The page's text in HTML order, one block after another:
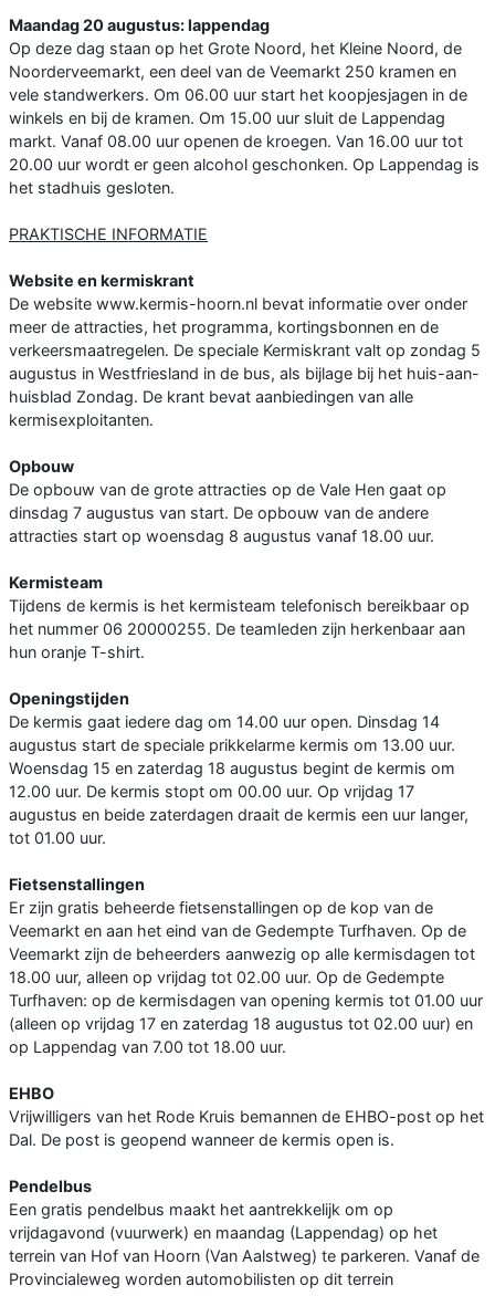
Maandag 20 augustus: lappendag
Op deze dag staan op het Grote Noord, het Kleine Noord, de
Noorderveemarkt, een deel van de Veemarkt 250 kramen en
vele standwerkers. Om 06.00 uur start het koopjesjagen in de
winkels en bij de kramen. Om 15.00 uur sluit de Lappendag
markt. Vanaf 08.00 uur openen de kroegen. Van 16.00 uur tot
20.00 uur wordt er geen alcohol geschonken. Op Lappendag is
het stadhuis gesloten.
PRAKTISCHE INFORMATIE
Website en kermiskrant
De website www.kermis-hoorn.nl bevat informatie over onder
meer de attracties, het programma, kortingsbonnen en de
verkeersmaatregelen. De speciale Kermiskrant valt op zondag 5
augustus in Westfriesland in de bus, als bijlage bij het huis-aan-
huisblad Zondag. De krant bevat aanbiedingen van alle
kermisexploitanten.
Opbouw
De opbouw van de grote attracties op de Vale Hen gaat op
dinsdag 7 augustus van start. De opbouw van de andere
attracties start op woensdag 8 augustus vanaf 18.00 uur.
Kermisteam
Tijdens de kermis is het kermisteam telefonisch bereikbaar op
het nummer 06 20000255. De teamleden zijn herkenbaar aan
hun oranje T-shirt.
Openingstijden
De kermis gaat iedere dag om 14.00 uur open. Dinsdag 14
augustus start de speciale prikkelarme kermis om 13.00 uur.
Woensdag 15 en zaterdag 18 augustus begint de kermis om
12.00 uur. De kermis stopt om 00.00 uur. Op vrijdag 17
augustus en beide zaterdagen draait de kermis een uur langer,
tot 01.00 uur.
Fietsenstallingen
Er zijn gratis beheerde fietsenstallingen op de kop van de
Veemarkt en aan het eind van de Gedempte Turfhaven. Op de
Veemarkt zijn de beheerders aanwezig op alle kermisdagen tot
18.00 uur, alleen op vrijdag tot 02.00 uur. Op de Gedempte
Turfhaven: op de kermisdagen van opening kermis tot 01.00 uur
(alleen op vrijdag 17 en zaterdag 18 augustus tot 02.00 uur) en
op Lappendag van 7.00 tot 18.00 uur.
EHBO
Vrijwilligers van het Rode Kruis bemannen de EHBO-post op het
Dal. De post is geopend wanneer de kermis open is.
Pendelbus
Een gratis pendelbus maakt het aantrekkelijk om op
vrijdagavond (vuurwerk) en maandag (Lappendag) op het
terrein van Hof van Hoorn (Van Aalstweg) te parkeren. Vanaf de
Provincialeweg worden automobilisten op dit terrein